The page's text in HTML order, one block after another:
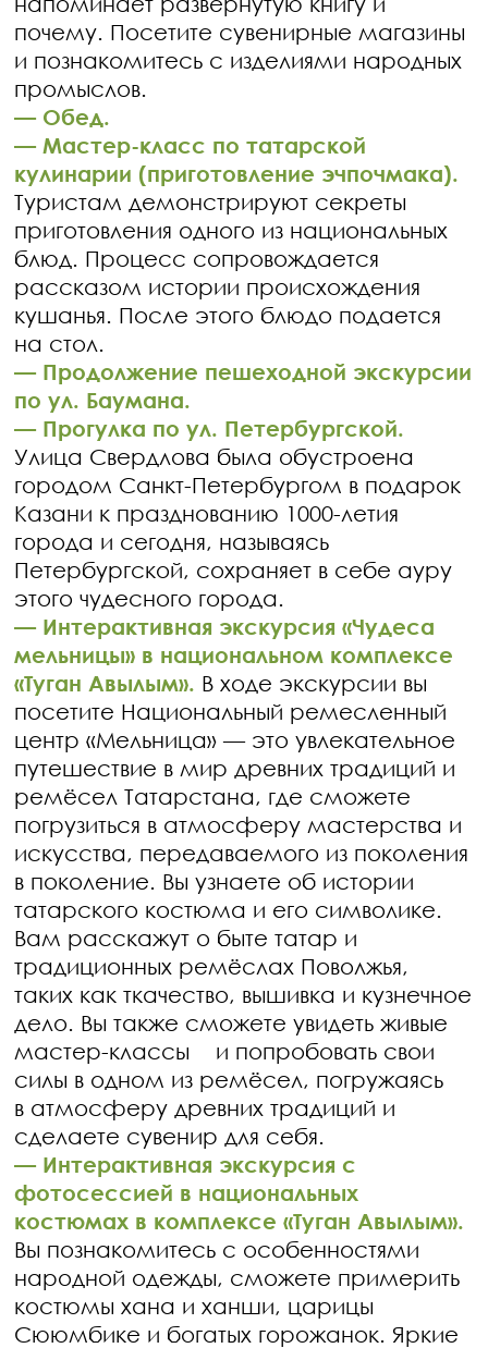
почему. Посетите сувенирные магазины
и познакомитесь с изделиями народных
промыслов.
— Обед.
—Мастер-класс по татарской
кулинарии (приготовление эчпочмака).
Туристам демонстрируют секреты
приготовления одного из национальных
блюд. Процесс сопровождается
рассказом истории происхождения
кушанья. После этого блюдо подается
на стол.
— Продолжение пешеходной экскурсии
по ул. Баумана.
— Прогулка по ул. Петербургской.
Улица Свердлова была обустроена
городом Санкт-Петербургом в подарок
Казани к празднованию 1000-летия
города и сегодня, называясь
Петербургской, сохраняет в себе ауру
этого чудесного города.
— Интерактивная экскурсия «Чудеса
мельницы» в национальном комплексе
«Туган Авылым». В ходе экскурсии вы
посетите Национальный ремесленный
центр «Мельница» — это увлекательное
путешествие в мир древних традиций и
ремёсел Татарстана, где сможете
погрузиться в атмосферу мастерства и
искусства, передаваемого из поколения
в поколение. Вы узнаете об истории
татарского костюма и его символике.
Вам расскажут о быте татар и
традиционных ремёслах Поволжья,
таких как ткачество, вышивка и кузнечное
дело. Вы также сможете увидеть живые
мастер-классы и попробовать свои
силы в одном из ремёсел, погружаясь
в атмосферу древних традиций и
сделаете сувенир для себя.
— Интерактивная экскурсия с
фотосессией в национальных
костюмах в комплексе «Туган Авылым».
Вы познакомитесь с особенностями
народной одежды, сможете примерить
костюмы хана и ханши, царицы
Сююмбике и богатых горожанок. Яркие